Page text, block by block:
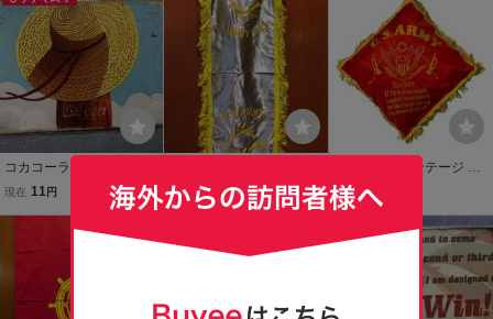
Coca-Cola
コカコーラ Coca-Cola ブ
リキ看板 メタルサインプ
レート アンティーク調 ア
メリカン雑貨 レトロ ビン
現在 11 円
ARMY CAMP ADAIR, OR
EGONバナー●260203n8-
サイン壁掛けインテリア
即決 9,680円
希少【40s ビンテージ US
ARMY サテン スーベニア
クッション アンティーク
雑貨 アメリカ USA】イン
テリア ジャケット 50s ミ
即決 3,800